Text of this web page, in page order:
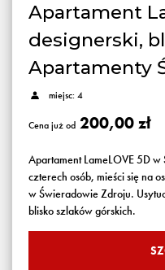
Apartament
designerski,
Apartamenty
miejsc: 4
Cena już od 200,00 zł
Apartament LameLOVE 5D
czterech osób, mieści się na
w Świeradowie Zdroju.
blisko szlaków górskich.